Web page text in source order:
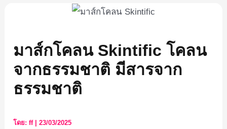
มาส์กโคลน Skintific โคลน
จากธรรมชาติ มีสารจาก
ธรรมชาติ
โดย:ff |23/03/2025